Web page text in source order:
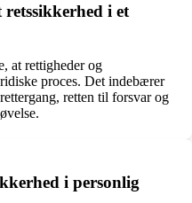
i et
at rettigheder og
proces. Det indebærer
retten til forsvar og
i personlig